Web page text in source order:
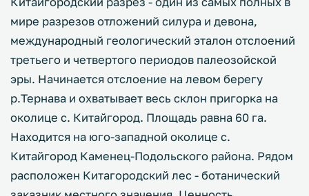
мире разрезов отложений силура и девона,
международный геологический эталон отслоений
третьего и четвертого периодов палеозойской
эры. Начинается отслоение на левом берегу
р.Тернава и охватывает весь склон пригорка на
околице с. Китайгород. Площадь равна 60 га.
Находится на юго-западной околице с.
Китайгород Каменец-Подольского района. Рядом
расположен Китагородский лес - ботанический